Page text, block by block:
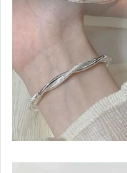
偶像、球員卡與郵幣
手錶與飾品配件
女包精品與女鞋
家電與影音視聽